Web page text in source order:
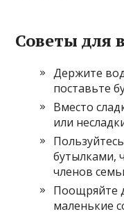
Советы для
Держите
поставьте
Вместо
или
бутылками,
членов
Поощряйте
маленькие